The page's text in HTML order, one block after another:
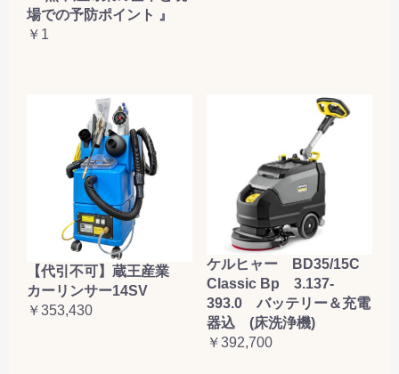
場での予防ポイント 』
￥1
【代引不可】蔵王産業
カーリンサー14SV
￥353,430
ケルヒャー BD35/15C
Classic Bp 3.137-
393.0 バッテリー＆充電
器込 (床洗浄機)
￥392,700